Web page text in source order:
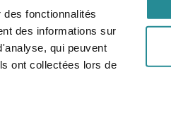
fonctionnalités
des informations sur
qui peuvent
ont collectées lors de